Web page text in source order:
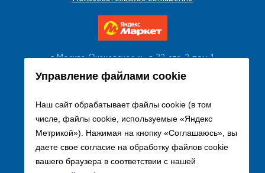
Управление файлами cookie
Наш сайт обрабатывает файлы cookie (в том
числе, файлы cookie, используемые «Яндекс
Метрикой»). Нажимая на кнопку «Соглашаюсь», вы
даете свое согласие на обработку файлов cookie
вашего браузера в соответствии с нашей
г. Москва, Очаковское ш., д. 32, стр. 2, пом. 1
+7 (495) 256 08 13
Заказать звонок
sales@remtorgholod.ru
Разработка и продвижение сайта